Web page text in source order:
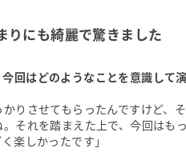
りにも綺麗で驚きました
回はどのようなことを意識して
りさせてもらったんですけど、
それを踏まえた上で、今回はも
楽しかったです」